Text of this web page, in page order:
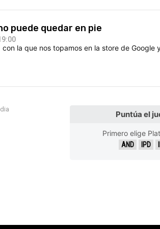
puede quedar en pie
la que nos topamos en la store de Google
Puntúa el
Primero elige
AND IPD